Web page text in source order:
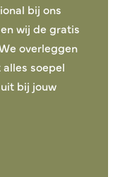
bij ons
wij de gratis
overleggen
soepel
bij jouw